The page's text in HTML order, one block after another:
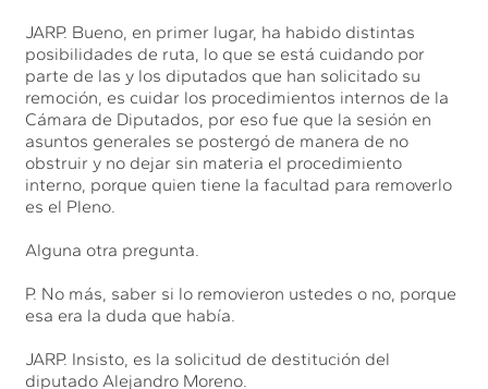
JARP. Bueno, en primer lugar, ha habido distintas
posibilidades de ruta, lo que se está cuidando por
parte de las y los diputados que han solicitado su
remoción, es cuidar los procedimientos internos de la
Cámara de Diputados, por eso fue que la sesión en
asuntos generales se postergó de manera de no
obstruir y no dejar sin materia el procedimiento
interno, porque quien tiene la facultad para removerlo
es el Pleno.
Alguna otra pregunta.
P. No más, saber si lo removieron ustedes o no, porque
esa era la duda que había.
JARP. Insisto, es la solicitud de destitución del
diputado Alejandro Moreno.